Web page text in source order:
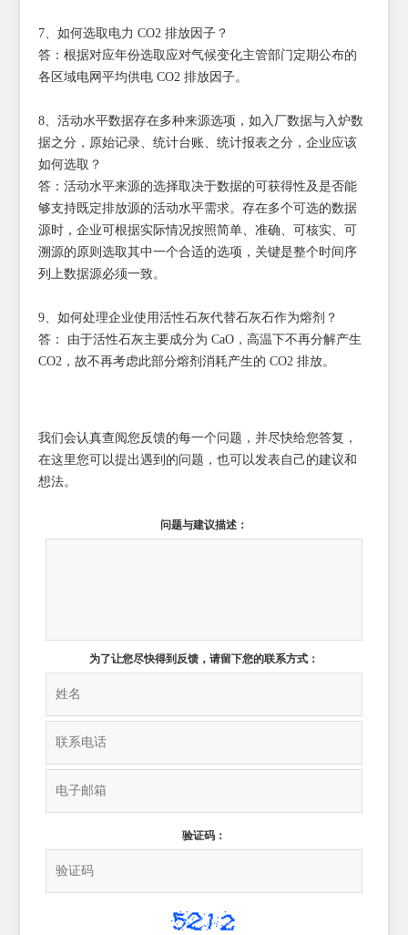
7、如何选取电力 CO2 排放因子？
答：根据对应年份选取应对气候变化主管部门定期公布的
各区域电网平均供电 CO2 排放因子。
8、活动水平数据存在多种来源选项，如入厂数据与入炉数
据之分，原始记录、统计台账、统计报表之分，企业应该
如何选取？
答：活动水平来源的选择取决于数据的可获得性及是否能
够支持既定排放源的活动水平需求。存在多个可选的数据
源时，企业可根据实际情况按照简单、准确、可核实、可
溯源的原则选取其中一个合适的选项，关键是整个时间序
列上数据源必须一致。
9、如何处理企业使用活性石灰代替石灰石作为熔剂？
答： 由于活性石灰主要成分为 CaO，高温下不再分解产生
CO2，故不再考虑此部分熔剂消耗产生的 CO2 排放。
我们会认真查阅您反馈的每一个问题，并尽快给您答复，
在这里您可以提出遇到的问题，也可以发表自己的建议和
想法。
问题与建议描述：
为了让您尽快得到反馈，请留下您的联系方式：
验证码：